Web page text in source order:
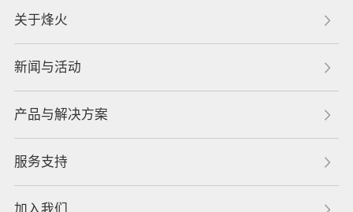
关于烽火
新闻与活动
产品与解决方案
服务支持